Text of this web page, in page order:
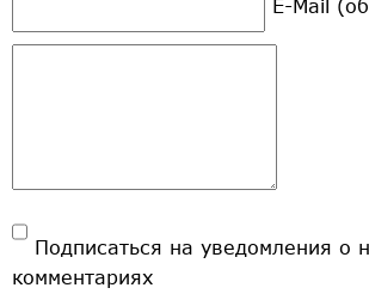
E-Mail
Подписаться на уведомления о
комментариях